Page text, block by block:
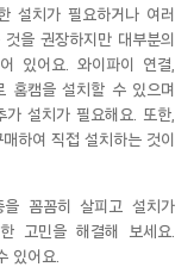
설치가 필요하거나 여러
을 권장하지만 대부분의
있어요. 와이파이 연결,
홈캠을설치할 수 있 으며
가 설치가 필요해요. 또한,
하여 직접 설치하는 것이
을 꼼꼼히 살피고 설치가
고민을 해결해 보세요.
있어요.